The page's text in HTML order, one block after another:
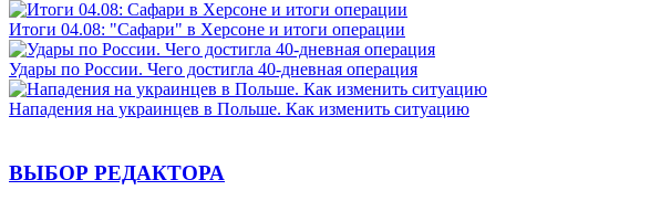
Итоги 04.08: "Сафари" в Херсоне и итоги операции
Удары по России. Чего достигла 40-дневная операция
Нападения на украинцев в Польше. Как изменить ситуацию
ВЫБОР РЕДАКТОРА